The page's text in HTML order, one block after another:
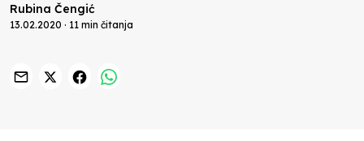
Rubina Čengić
13.02.2020 · 11 min čitanja